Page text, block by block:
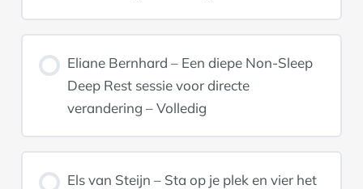
Eliane Bernhard – Een diepe Non-Sleep
Deep Rest sessie voor directe
verandering – Volledig
Els van Steijn – Sta op je plek en vier het